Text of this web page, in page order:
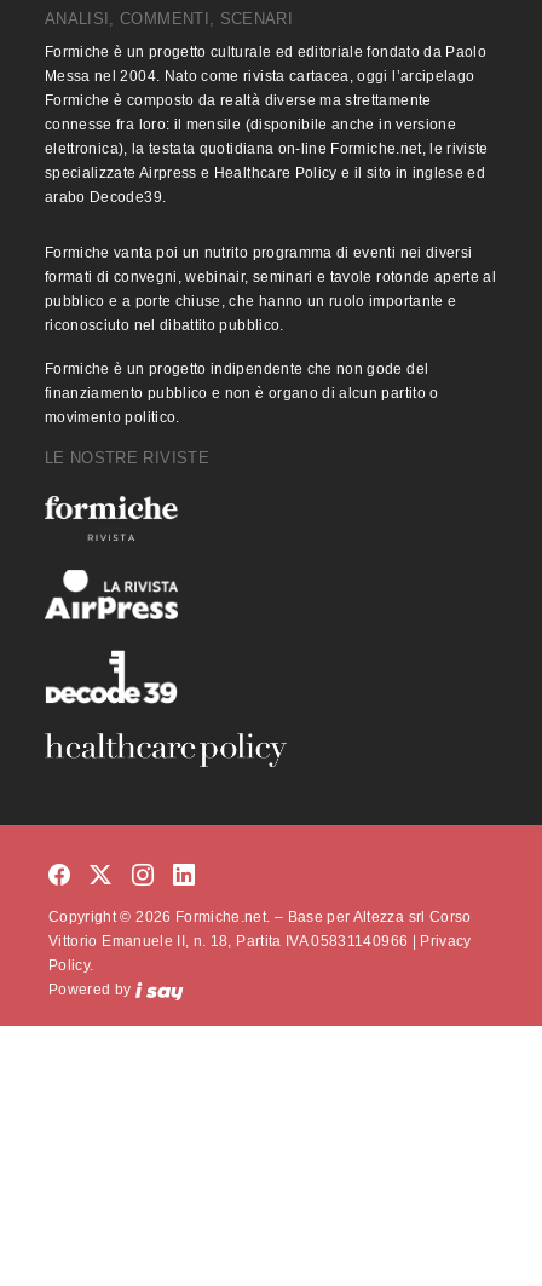
ANALISI, COMMENTI, SCENARI
Formiche è un progetto culturale ed editoriale fondato da Paolo
Messa nel 2004. Nato come rivista cartacea, oggi l’arcipelago
Formiche è composto da realtà diverse ma strettamente
connesse fra loro: il mensile (disponibile anche in versione
elettronica), la testata quotidiana on-line Formiche.net, le riviste
specializzate Airpress e Healthcare Policy e il sito in inglese ed
arabo Decode39.
Formiche vanta poi un nutrito programma di eventi nei diversi
formati di convegni, webinair, seminari e tavole rotonde aperte al
pubblico e a porte chiuse, che hanno un ruolo importante e
riconosciuto nel dibattito pubblico.
Formiche è un progetto indipendente che non gode del
finanziamento pubblico e non è organo di alcun partito o
movimento politico.
LE NOSTRE RIVISTE
Copyright © 2026 Formiche.net. – Base per Altezza srl Corso
Vittorio Emanuele II, n. 18, Partita IVA 05831140966 |
Privacy
Policy.
Powered by